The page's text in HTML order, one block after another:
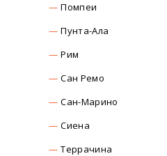
Помпеи
Пунта-Ала
Рим
Сан Ремо
Сан-Марино
Сиена
Террачина